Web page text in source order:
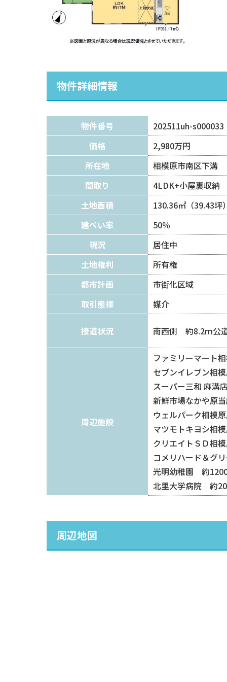
物件詳細情報
物件番号
202511uh-s000033
価格
2,980万円
所在地
相模原市南区下溝
間取り
4LDK+小屋裏収納
土地面積
130.36㎡（39.43坪
建ぺい率
50％
現況
居住中
土地権利
所有権
都市計画
市街化区域
取引態様
媒介
接道状況 南西側 約8.2ｍ公
周辺施設
ファミリーマート
セブンイレブン相
スーパー三和 麻溝
新鮮市場なかや原
ウェルパーク相模
マツモトキヨシ相
クリエイトＳＤ相
コメリハード＆グ
光明幼稚園 約
北里大学病院 約
周辺地図